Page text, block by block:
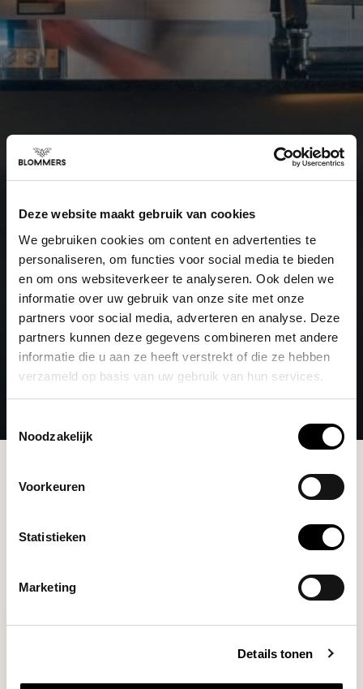
Deze website maakt gebruik van cookies
We gebruiken cookies om content en advertenties te
personaliseren, om functies voor social media te bieden
en om ons websiteverkeer te analyseren. Ook delen we
informatie over uw gebruik van onze site met onze
partners voor social media, adverteren en analyse. Deze
partners kunnen deze gegevens combineren met andere
informatie die u aan ze heeft verstrekt of die ze hebben
verzameld op basis van uw gebruik van hun services.
Noodzakelijk
Voorkeuren
Statistieken
Marketing
Details tonen